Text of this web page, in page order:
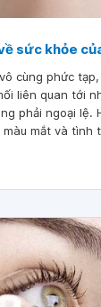
sức khỏe
cùng phức
liên quan tới
phải ngoại lệ.
mắt và tình